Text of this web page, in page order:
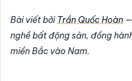
Bài viết bởi Trần Quốc Hoàn
nghề bất động sản, đồng
miền Bắc vào Nam.